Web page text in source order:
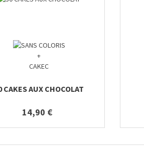
+
CAKEC
CAKES AUX CHOCOLAT
14,90 €